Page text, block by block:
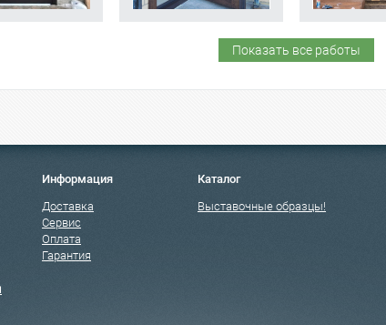
Показать все работы
Информация
Доставка
Сервис
Оплата
Гарантия
Каталог
Выставочные образцы!